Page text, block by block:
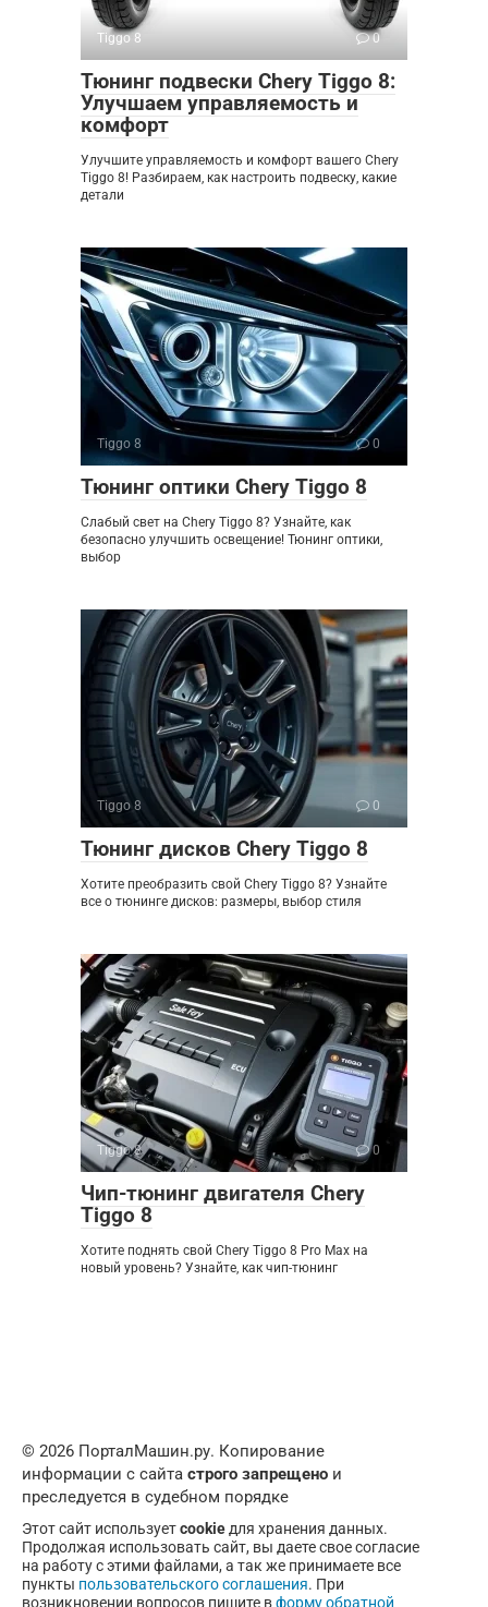
Tiggo 8 0
Тюнинг подвески Chery Tiggo 8:
Улучшаем управляемость и
комфорт
Улучшите управляемость и комфорт вашего Chery
Tiggo 8! Разбираем, как настроить подвеску, какие
детали
Tiggo 8 0
Тюнинг оптики Chery Tiggo 8
Слабый свет на Chery Tiggo 8? Узнайте, как
безопасно улучшить освещение! Тюнинг оптики,
выбор
Tiggo 8 0
Тюнинг дисков Chery Tiggo 8
Хотите преобразить свой Chery Tiggo 8? Узнайте
все о тюнинге дисков: размеры, выбор стиля
Tiggo 8 0
Чип-тюнинг двигателя Chery
Tiggo 8
Хотите поднять свой Chery Tiggo 8 Pro Max на
новый уровень? Узнайте, как чип-тюнинг
© 2026 ПорталМашин.ру. Копирование
информации с сайта строго запрещено и
преследуется в судебном порядке
Этот сайт используетcookieдля хранения данных.
Продолжая использовать сайт, вы даете свое согласие
на работу с этими файлами, а так же принимаете все
пункты пользовательского соглашения. При
возникновении вопросов пишите вформу обратной